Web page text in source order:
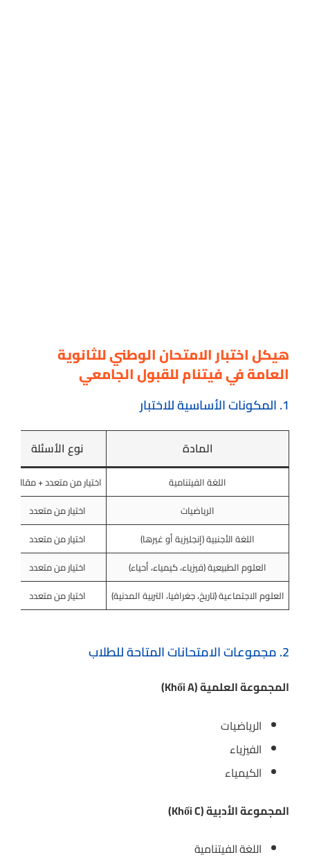
هيكل اختبار الامتحان الوطني للثانوية
العامة في فيتنام للقبول الجامعي
1. المكونات الأساسية للاختبار
المادة نوع الأسئلة
اللغة الفيتنامية
اختيار من متعدد + مقالي
الرياضيات
اختيار من متعدد
اللغة الأجنبية (إنجليزية أو غيرها)
اختيار من متعدد
العلوم الطبيعية (فيزياء، كيمياء، أحياء)
اختيار من متعدد
العلوم الاجتماعية (تاريخ، جغرافيا، التربية المدنية)
اختيار من متعدد
2. مجموعات الامتحانات المتاحة للطلاب
المجموعة العلمية (Khối A)
الرياضيات
الفيزياء
الكيمياء
المجموعة الأدبية (Khối C)
اللغة الفيتنامية